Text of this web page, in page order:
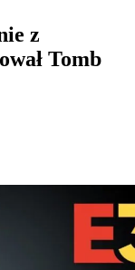
z
Tomb